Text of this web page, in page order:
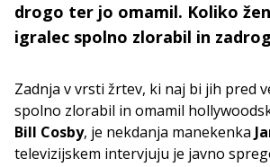
drogo ter jo omamil. Koliko
igralec spolno zlorabil in
Zadnja v vrsti žrtev, ki naj bi jih pred
spolno zlorabil in omamil
Bill Cosby, je nekdanja manekenka
televizijskem intervjuju je javno